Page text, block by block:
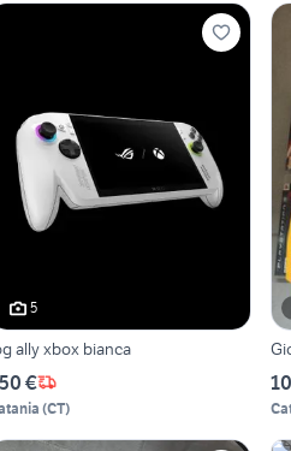
5
ally xbox bianca
€
(CT)